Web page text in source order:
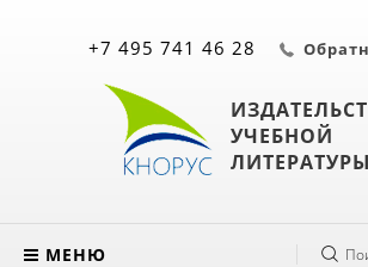
УЧЕБНОЙ
ЛИТЕРАТУРЫ
+7 495 741 46 28
МЕНЮ